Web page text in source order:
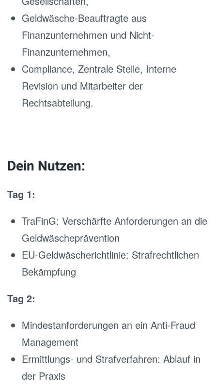
Geldwäsche-Beauftragte aus
Finanzunternehmen und Nicht-
Finanzunternehmen,
Compliance, Zentrale Stelle, Interne
Revision und Mitarbeiter der
Rechtsabteilung.
Dein Nutzen:
Tag 1:
TraFinG: Verschärfte Anforderungen an die
Geldwäscheprävention
EU-Geldwäscherichtlinie: Strafrechtlichen
Bekämpfung
Tag 2:
Mindestanforderungen an ein Anti-Fraud
Management
Ermittlungs- und Strafverfahren: Ablauf in
der Praxis